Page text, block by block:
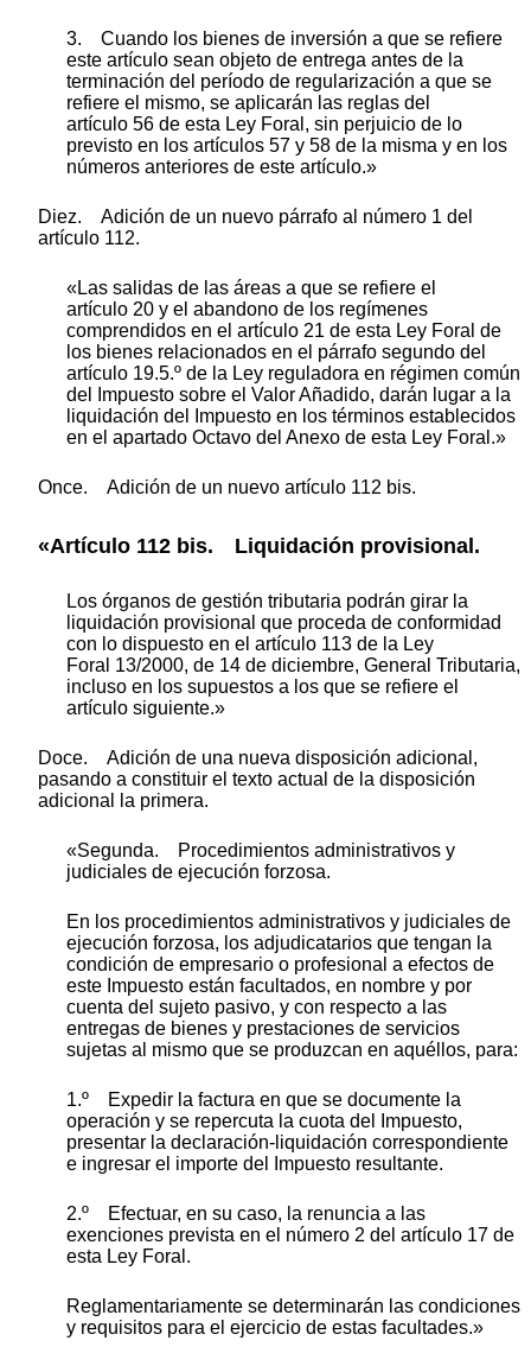
3. Cuando los bienes de inversión a que se refiere
este artículo sean objeto de entrega antes de la
terminación del período de regularización a que se
refiere el mismo, se aplicarán las reglas del
artículo 56 de esta Ley Foral, sin perjuicio de lo
previsto en los artículos 57 y 58 de la misma y en los
números anteriores de este artículo.»
Diez. Adición de un nuevo párrafo al número 1 del
artículo 112.
«Las salidas de las áreas a que se refiere el
artículo 20 y el abandono de los regímenes
comprendidos en el artículo 21 de esta Ley Foral de
los bienes relacionados en el párrafo segundo del
artículo 19.5.º de la Ley reguladora en régimen común
del Impuesto sobre el Valor Añadido, darán lugar a la
liquidación del Impuesto en los términos establecidos
en el apartado Octavo del Anexo de esta Ley Foral.»
Once. Adición de un nuevo artículo 112 bis.
«Artículo 112 bis. Liquidación provisional.
Los órganos de gestión tributaria podrán girar la
liquidación provisional que proceda de conformidad
con lo dispuesto en el artículo 113 de la Ley
Foral 13/2000, de 14 de diciembre, General Tributaria,
incluso en los supuestos a los que se refiere el
artículo siguiente.»
Doce. Adición de una nueva disposición adicional,
pasando a constituir el texto actual de la disposición
adicional la primera.
«Segunda. Procedimientos administrativos y
judiciales de ejecución forzosa.
En los procedimientos administrativos y judiciales de
ejecución forzosa, los adjudicatarios que tengan la
condición de empresario o profesional a efectos de
este Impuesto están facultados, en nombre y por
cuenta del sujeto pasivo, y con respecto a las
entregas de bienes y prestaciones de servicios
sujetas al mismo que se produzcan en aquéllos, para:
1.º Expedir la factura en que se documente la
operación y se repercuta la cuota del Impuesto,
presentar la declaración-liquidación correspondiente
e ingresar el importe del Impuesto resultante.
2.º Efectuar, en su caso, la renuncia a las
exenciones prevista en el número 2 del artículo 17 de
esta Ley Foral.
Reglamentariamente se determinarán las condiciones
y requisitos para el ejercicio de estas facultades.»